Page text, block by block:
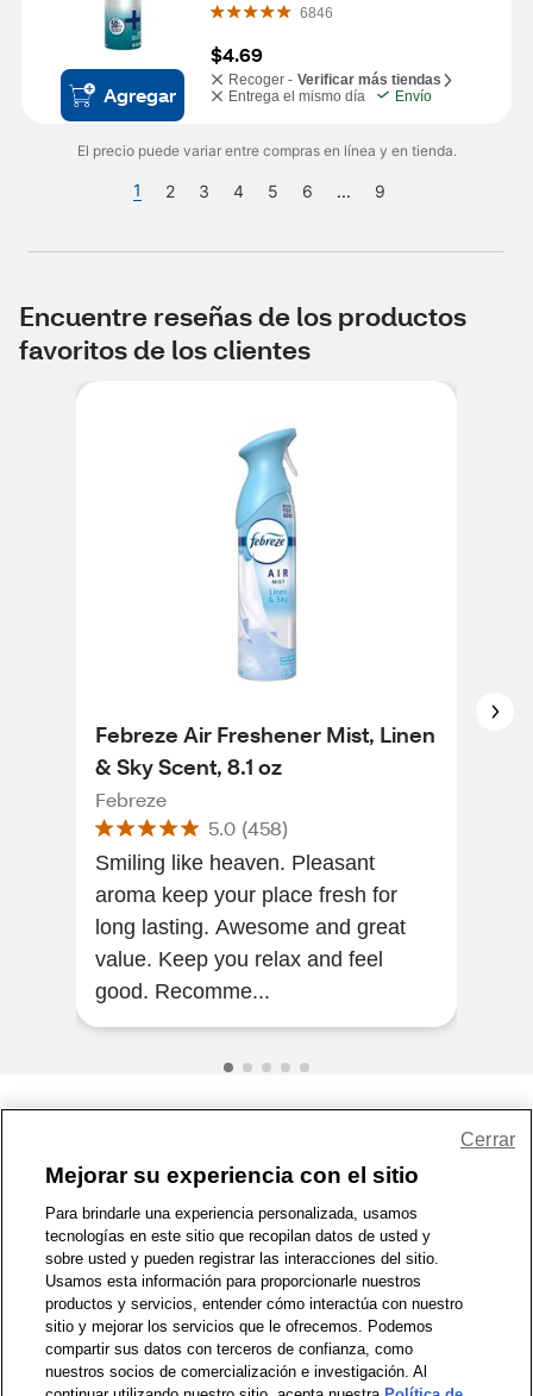
Agregar
6846
$4.69
Recoger - Verificar más tiendas
Entrega el mismo día
Envío
El precio puede variar entre compras en línea y en tienda.
1 2 3 4 5 6 ... 9
Encuentre reseñas de los productos
favoritos de los clientes
Febreze Air Freshener Mist, Linen
& Sky Scent, 8.1 oz
Febreze
5.0 (458)
Smiling like heaven. Pleasant
aroma keep your place fresh for
long lasting. Awesome and great
value. Keep you relax and feel
good. Recomme...
1-800-679-9691 | Contáctenos | Términos de Uso | Accesibilidad
Política de Privacidad | WA Privacy Policy | Mapa del sitio
Zona de Bienestar | © 1999 - 2026 CVS.com
Mejorar su experiencia con el sitio
Para brindarle una experiencia personalizada, usamos
tecnologías en este sitio que recopilan datos de usted y
sobre usted y pueden registrar las interacciones del sitio.
Usamos esta información para proporcionarle nuestros
productos y servicios, entender cómo interactúa con nuestro
sitio y mejorar los servicios que le ofrecemos. Podemos
compartir sus datos con terceros de confianza, como
nuestros socios de comercialización e investigación. Al
Cerrar